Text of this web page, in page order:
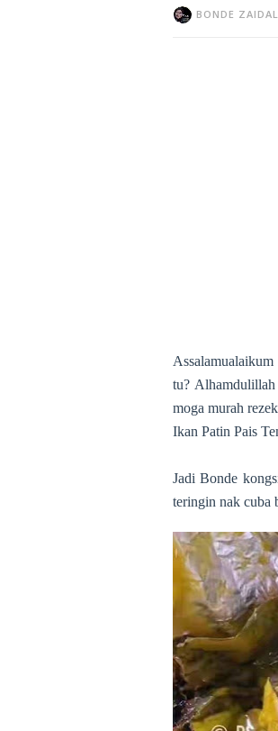
BONDE
tu?
moga murah
Ikan Patin Pais
Jadi Bonde
teringin nak cuba